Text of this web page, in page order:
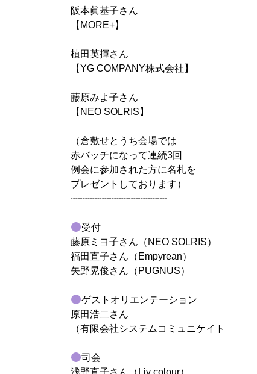
阪本眞基子さん
【MORE+】
植田英揮さん
【YG COMPANY株式会社】
藤原みよ子さん
【NEO SOLRIS】
（倉敷せとうち会場では
赤バッチになって連続3回
例会に参加された方に名札を
プレゼントしております）
┈┈┈┈┈┈┈┈┈┈
受付
藤原ミヨ子さん（NEO SOLRIS）
福田直子さん（Empyrean）
矢野晃俊さん（PUGNUS）
ゲストオリエンテーション
原田浩二さん
（有限会社システムコミュニケイト
司会
浅野直子さん（Liv colour）